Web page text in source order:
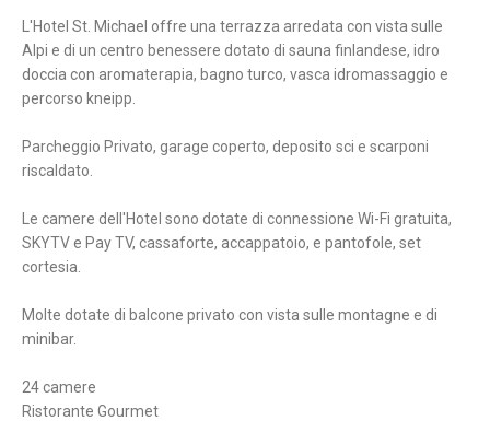
L'Hotel St. Michael offre una terrazza arredata con vista sulle
Alpi e di un centro benessere dotato di sauna finlandese, idro
doccia con aromaterapia, bagno turco, vasca idromassaggio e
percorso kneipp.
Parcheggio Privato, garage coperto, deposito sci e scarponi
riscaldato.
Le camere dell'Hotel sono dotate di connessione Wi-Fi gratuita,
SKYTV e Pay TV, cassaforte, accappatoio, e pantofole, set
cortesia.
Molte dotate di balcone privato con vista sulle montagne e di
minibar.
24 camere
Ristorante Gourmet